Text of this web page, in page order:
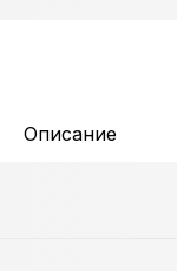
Описание